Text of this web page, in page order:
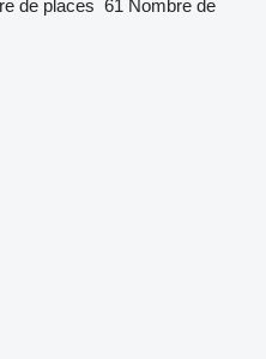
de places 61 Nombre de